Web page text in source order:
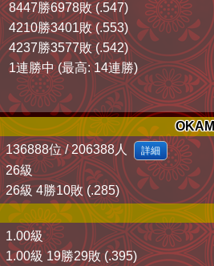
8447勝6978敗 (.547)
4210勝3401敗 (.553)
4237勝3577敗 (.542)
1連勝中 (最高: 14連勝)
136888位 / 206388人 詳細
26級
26級 4勝10敗 (.285)
1.00級
1.00級 19勝29敗 (.395)